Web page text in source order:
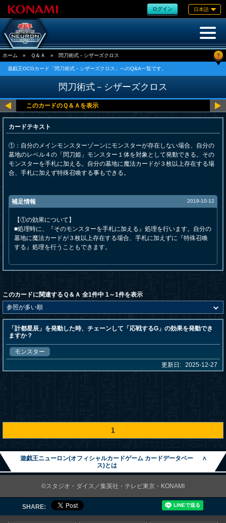
ログイン 日本語
ホーム » Ｑ＆Ａ » 閃刀術式－シザーズクロス ?
遊戯王OCGカード「閃刀術式－シザーズクロス」へのQ&A一覧です。
閃刀術式－シザーズクロス
カードテキスト
①：自分のメインモンスターゾーンにモンスターが存在しない場合、自分の
墓地のレベル４の「閃刀姫」モンスター１体を対象として発動できる。その
モンスターを手札に加える。自分の墓地に魔法カードが３枚以上存在する場
合、手札に加えず特殊召喚する事もできる。
補足情報 2019-10-12
【①の効果について】
■処理時に、『そのモンスターを手札に加える』処理を行います。自分の
墓地に魔法カードが３枚以上存在する場合、手札に加えずに『特殊召喚
する』処理を行うこともできます。
このカードに関連するＱ＆Ａ 全1件中 1～1件を表示
「計都星辰」を発動した時、チェーンして「応戦するG」の効果を発動でき
ますか？
モンスター
更新日: 2025-12-27
1
遊戯王ニューロン(オフィシャルカードゲーム カードデータベー
ス)とは
∧
©スタジオ・ダイス／集英社・テレビ東京・KONAMI
SHARE: